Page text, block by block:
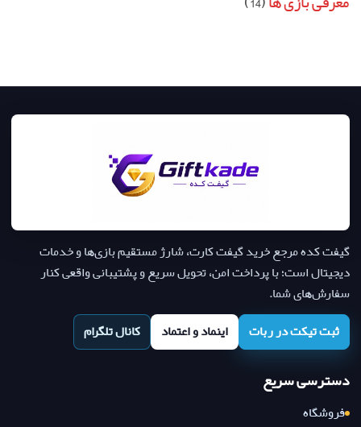
گیفت کده مرجع خرید گیفت کارت، شارژ مستقیم بازی‌ها و خدمات
دیجیتال است؛ با پرداخت امن، تحویل سریع و پشتیبانی واقعی کنار
سفارش‌های شما.
ثبت تیکت در ربات
اینماد و اعتماد کانال تلگرام
دسترسی سریع
فروشگاه